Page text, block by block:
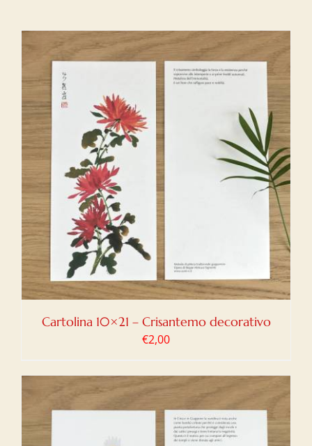
Cartolina 10×21 – Crisantemo decorativo
€2,00